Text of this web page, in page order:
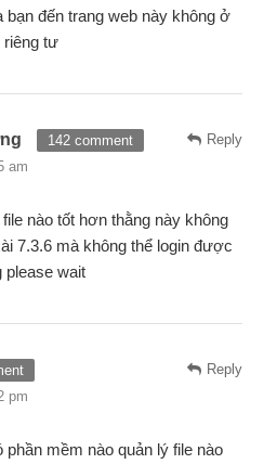
bạn đến trang web này không ở
riêng tư
Reply
142 comment
am
nào tốt hơn thằng này không
7.3.6 mà không thể login được
wait
Reply
pm
phần mềm nào quản lý file nào